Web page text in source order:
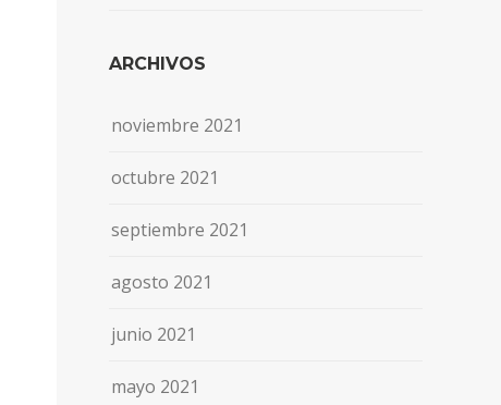
ARCHIVOS
noviembre 2021
octubre 2021
septiembre 2021
agosto 2021
junio 2021
mayo 2021